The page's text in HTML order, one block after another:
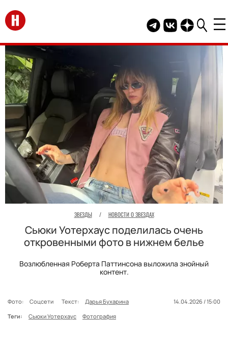
Перейти на главную
Telegram канал
Группа HELLO
Канал
ЗВЕЗДЫ / НОВОСТИ О ЗВЕЗДАХ
Сьюки Уотерхаус поделилась очень
откровенными фото в нижнем белье
Возлюбленная Роберта Паттинсона выложила знойный
контент.
Фото: Соцсети Текст: Дарья Бухарина
14.04.2026 / 15:00
Теги:
Сьюки Уотерхаус Фотография